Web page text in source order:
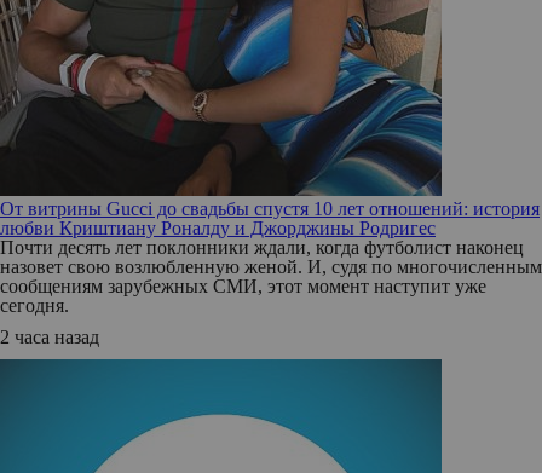
От витрины Gucci до свадьбы спустя 10 лет отношений: история
любви Криштиану Роналду и Джорджины Родригес
Почти десять лет поклонники ждали, когда футболист наконец
назовет свою возлюбленную женой. И, судя по многочисленным
сообщениям зарубежных СМИ, этот момент наступит уже
сегодня.
2 часа назад